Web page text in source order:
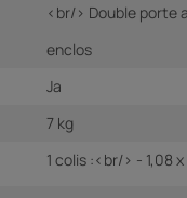
<br/> Double porte
enclos
Ja
7 kg
1 colis :<br/> - 1,08